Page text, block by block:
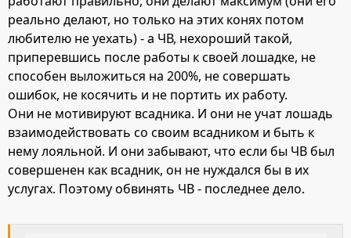
реально делают, но только на этих конях потом
любителю не уехать) - а ЧВ, нехороший такой,
приперевшись после работы к своей лошадке, не
способен выложиться на 200%, не совершать
ошибок, не косячить и не портить их работу.
Они не мотивируют всадника. И они не учат лошадь
взаимодействовать со своим всадником и быть к
нему лояльной. И они забывают, что если бы ЧВ был
совершенен как всадник, он не нуждался бы в их
услугах. Поэтому обвинять ЧВ - последнее дело.